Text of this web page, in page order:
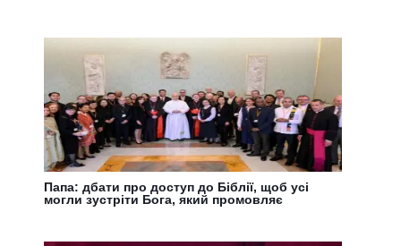
Папа: дбати про доступ до Біблії, щоб усі
могли зустріти Бога, який промовляє